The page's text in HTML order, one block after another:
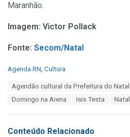
Maranhão.
Imagem: Victor Pollack
Fonte: Secom/Natal
C
i
Agenda RN, Cultura
Agendão cultural da Prefeitura do Natal
Domingo na Arena
Isis Testa Natal
Conteúdo Relacionado